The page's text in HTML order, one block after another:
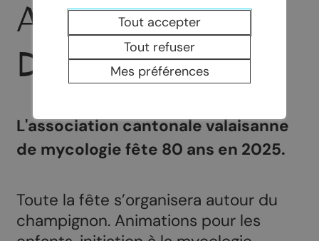
ANNIVERSAIRE
DE L’ACVM
L'association cantonale valaisanne
de mycologie fête 80 ans en 2025.
Toute la fête s’organisera autour du
champignon. Animations pour les
Tout accepter
Tout refuser
Mes préférences